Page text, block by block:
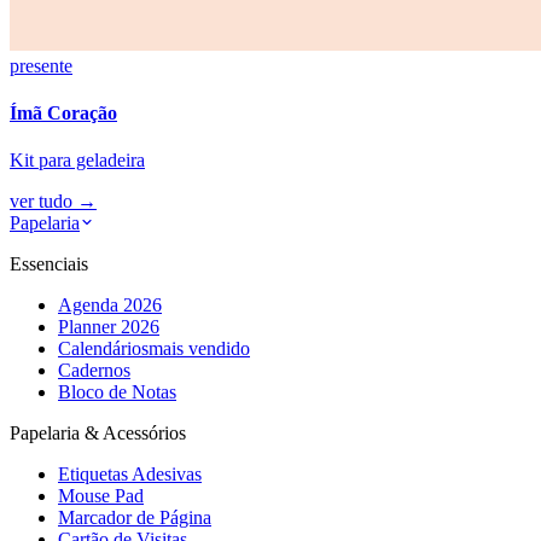
presente
Ímã Coração
Kit para geladeira
ver tudo →
Papelaria
Essenciais
Agenda 2026
Planner 2026
Calendáriosmais vendido
Cadernos
Bloco de Notas
Papelaria & Acessórios
Etiquetas Adesivas
Mouse Pad
Marcador de Página